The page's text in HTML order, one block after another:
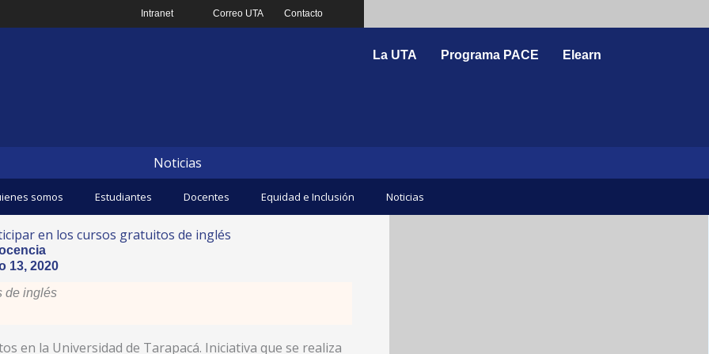
Intranet Correo UTA Contacto
La UTA Programa PACE Elearn
Noticias
somos Estudiantes Docentes Equidad e Inclusión Noticias
en los cursos gratuitos de inglés
13, 2020
de inglés
en la Universidad de Tarapacá. Iniciativa que se realiza